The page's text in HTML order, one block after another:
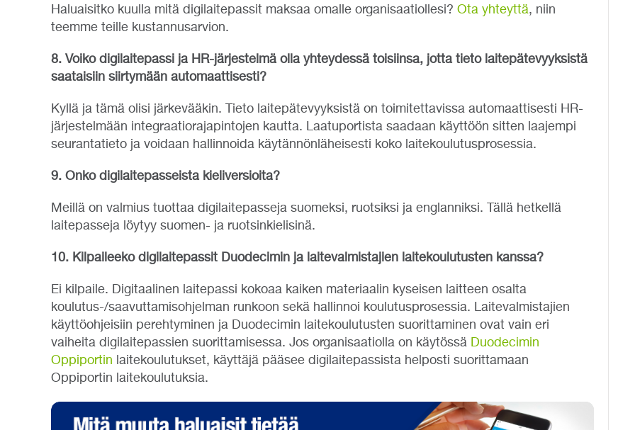
Haluaisitko kuulla mitä digilaitepassit maksaa omalle organisaatiollesi? Ota yhteyttä, niin
teemme teille kustannusarvion.
8. Voiko digilaitepassi ja HR-järjestelmä olla yhteydessä toisiinsa, jotta tieto laitepätevyyksistä
saataisiin siirtymään automaattisesti?
Kyllä ja tämä olisi järkevääkin. Tieto laitepätevyyksistä on toimitettavissa automaattisesti HR-
järjestelmään integraatiorajapintojen kautta. Laatuportista saadaan käyttöön sitten laajempi
seurantatieto ja voidaan hallinnoida käytännönläheisesti koko laitekoulutusprosessia.
9. Onko digilaitepasseista kieliversioita?
Meillä on valmius tuottaa digilaitepasseja suomeksi, ruotsiksi ja englanniksi. Tällä hetkellä
laitepasseja löytyy suomen- ja ruotsinkielisinä.
10. Kilpaileeko digilaitepassit Duodecimin ja laitevalmistajien laitekoulutusten kanssa?
Ei kilpaile. Digitaalinen laitepassi kokoaa kaiken materiaalin kyseisen laitteen osalta
koulutus-/saavuttamisohjelman runkoon sekä hallinnoi koulutusprosessia. Laitevalmistajien
käyttöohjeisiin perehtyminen ja Duodecimin laitekoulutusten suorittaminen ovat vain eri
vaiheita digilaitepassien suorittamisessa. Jos organisaatiolla on käytössä Duodecimin
Oppiportin laitekoulutukset, käyttäjä pääsee digilaitepassista helposti suorittamaan
Oppiportin laitekoulutuksia.